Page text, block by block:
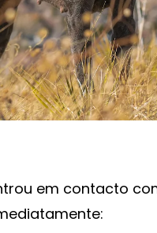
em contacto